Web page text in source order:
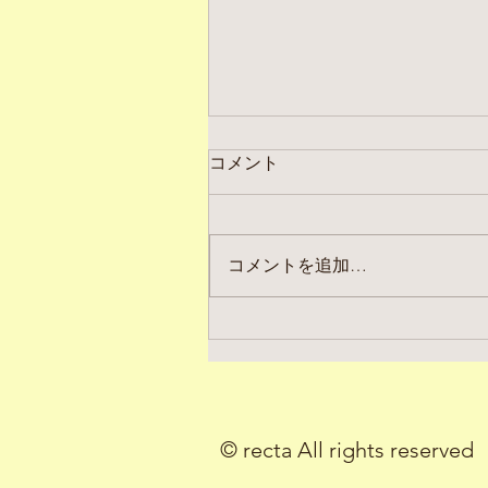
お知らせ
コメント
コメントを追加…
© recta All rights reserved